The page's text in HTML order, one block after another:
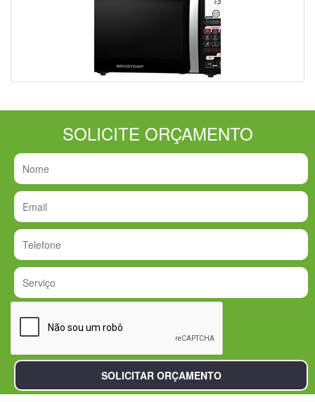
SOLICITE ORÇAMENTO